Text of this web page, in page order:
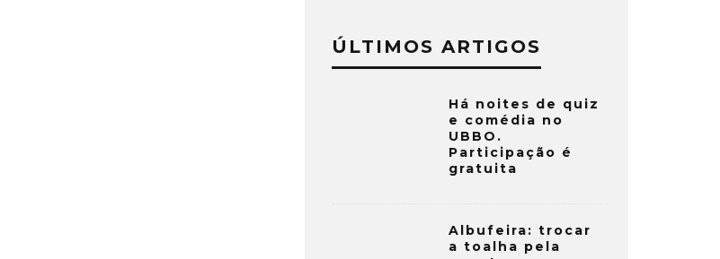
ÚLTIMOS ARTIGOS
Há noites de quiz
e comédia no
UBBO.
Participação é
gratuita
Albufeira: trocar
a toalha pela